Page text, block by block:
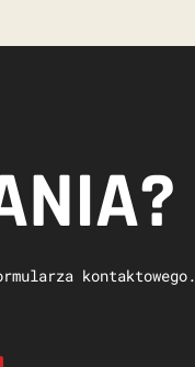
kontaktowego.